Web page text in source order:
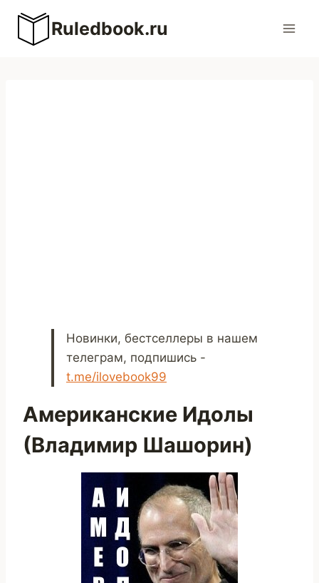
Перейти
содержимому
Ruledbook.ru
Новинки, бестселлеры в нашем
телеграм, подпишись -
t.me/ilovebook99
Американские Идолы
(Владимир Шашорин)